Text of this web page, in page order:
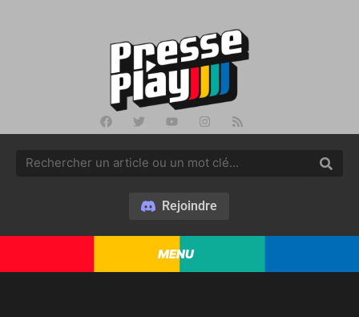
Rejoindre
MENU